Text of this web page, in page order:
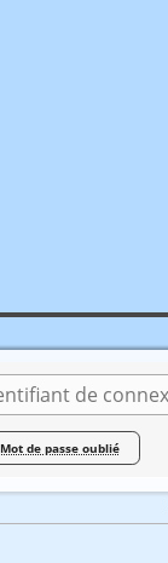
Mot de passe oublié